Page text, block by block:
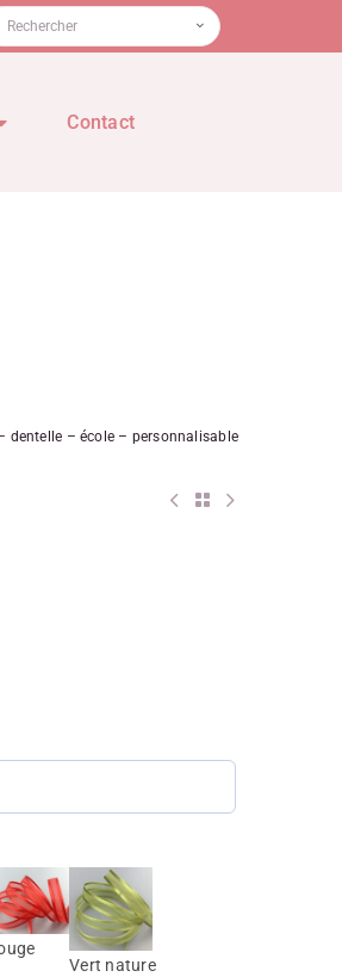
Contact
dentelle – école – personnalisable
Vert nature